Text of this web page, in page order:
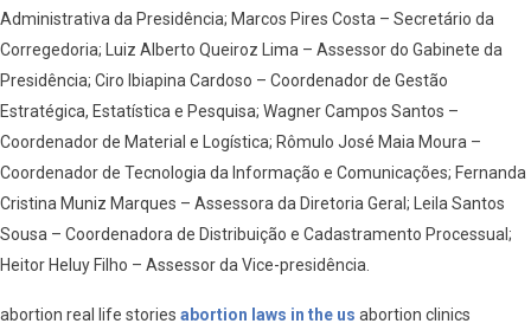
Administrativa da Presidência; Marcos Pires Costa – Secretário da
Corregedoria; Luiz Alberto Queiroz Lima – Assessor do Gabinete da
Presidência; Ciro Ibiapina Cardoso – Coordenador de Gestão
Estratégica, Estatística e Pesquisa; Wagner Campos Santos –
Coordenador de Material e Logística; Rômulo José Maia Moura –
Coordenador de Tecnologia da Informação e Comunicações; Fernanda
Cristina Muniz Marques – Assessora da Diretoria Geral; Leila Santos
Sousa – Coordenadora de Distribuição e Cadastramento Processual;
Heitor Heluy Filho – Assessor da Vice-presidência.
abortion real life stories abortion laws in the us abortion clinics